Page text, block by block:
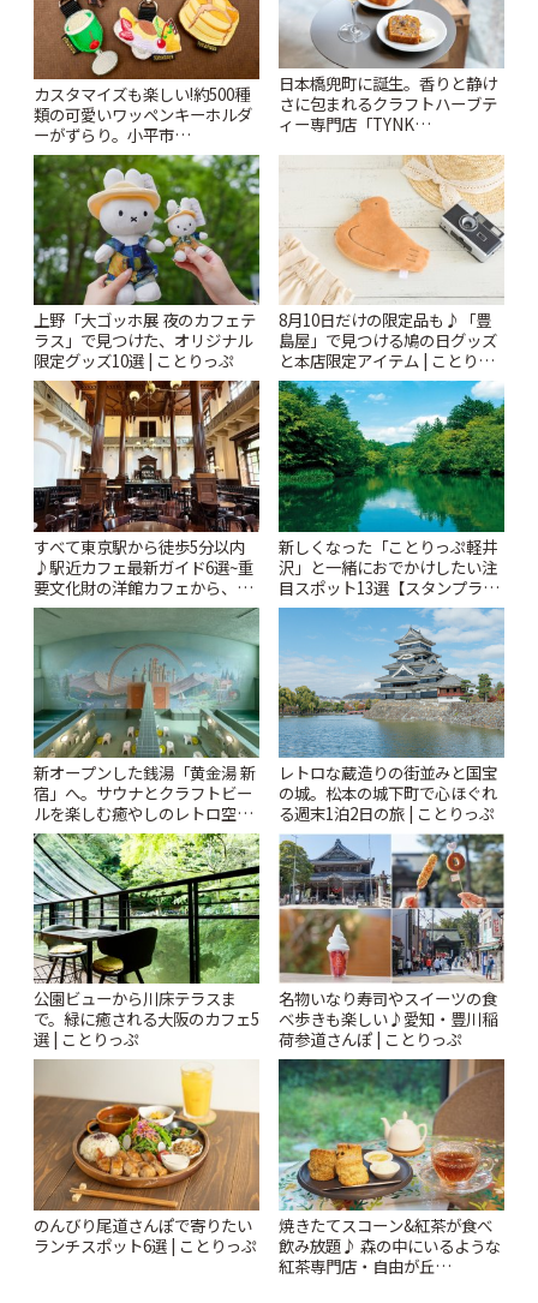
カスタマイズも楽しい!約500種
類の可愛いワッペンキーホルダ
ーがずらり。小平市
「Kimamaya T&K」 | ことりっ
ぷ
日本橋兜町に誕生。香りと静け
さに包まれるクラフトハーブテ
ィー専門店「TYNK
上野「大ゴッホ展 夜のカフェテ
ラス」で見つけた、オリジナル
限定グッズ10選 | ことりっぷ
8月10日だけの限定品も♪「豊
島屋」で見つける鳩の日グッズ
と本店限定アイテム | ことりっ
ぷ
すべて東京駅から徒歩5分以内
♪駅近カフェ最新ガイド6選~重
要文化財の洋館カフェから、改
札すぐのレトロ喫茶まで~ | こと
新しくなった「ことりっぷ軽井
沢」と一緒におでかけしたい注
目スポット13選【スタンプラリ
ー開催中】 | ことりっぷ
新オープンした銭湯「黄金湯 新
宿」へ。サウナとクラフトビー
ルを楽しむ癒やしのレトロ空間
| ことりっぷ
レトロな蔵造りの街並みと国宝
の城。松本の城下町で心ほぐれ
る週末1泊2日の旅 | ことりっぷ
公園ビューから川床テラスま
で。緑に癒される大阪のカフェ5
選 | ことりっぷ
名物いなり寿司やスイーツの食
べ歩きも楽しい♪愛知・豊川稲
荷参道さんぽ | ことりっぷ
のんびり尾道さんぽで寄りたい
ランチスポット6選 | ことりっぷ
焼きたてスコーン&紅茶が食べ
飲み放題♪ 森の中にいるような
紅茶専門店・自由が丘